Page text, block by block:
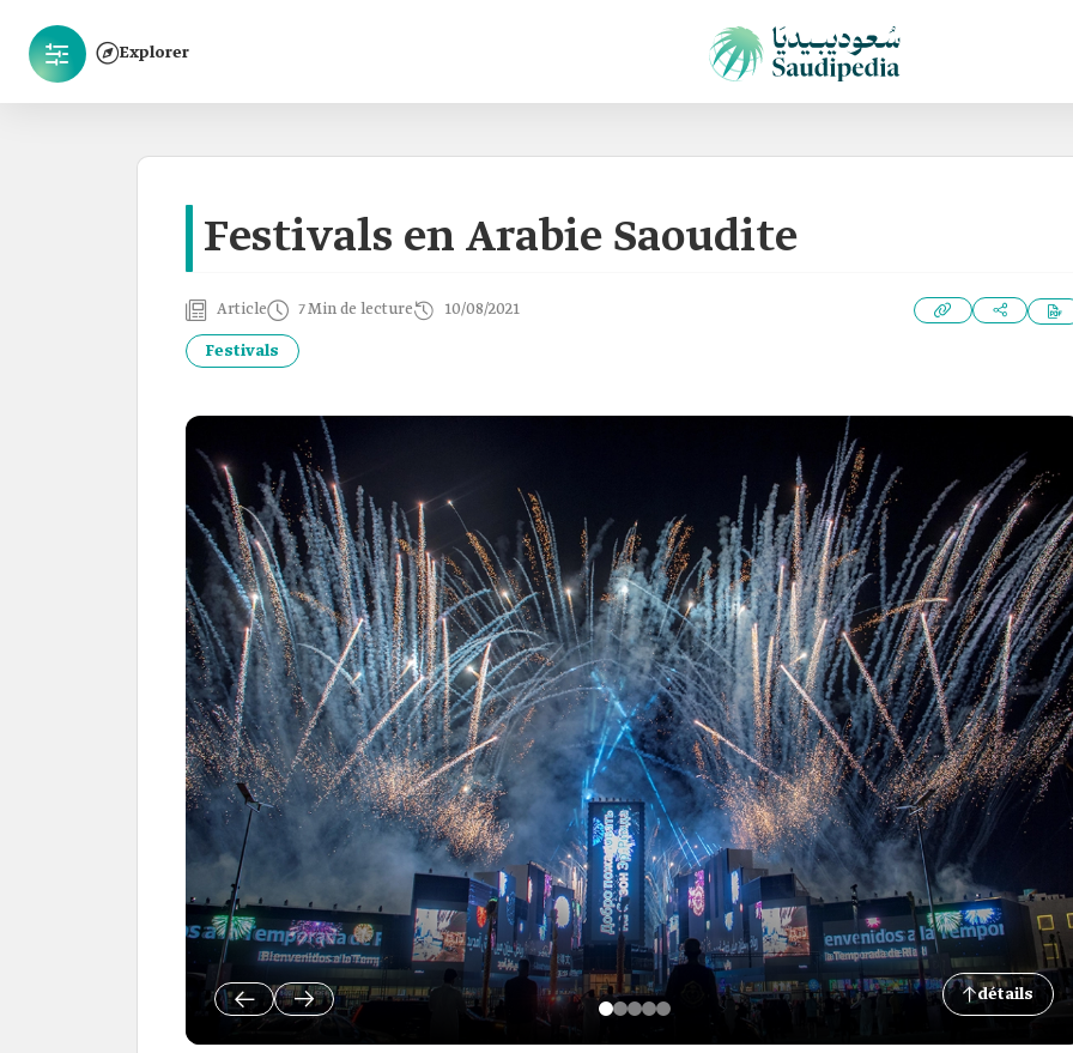
Explorer
Festivals en Arabie Saoudite
Article 7 Min de lecture 10/08/2021
Festivals
détails